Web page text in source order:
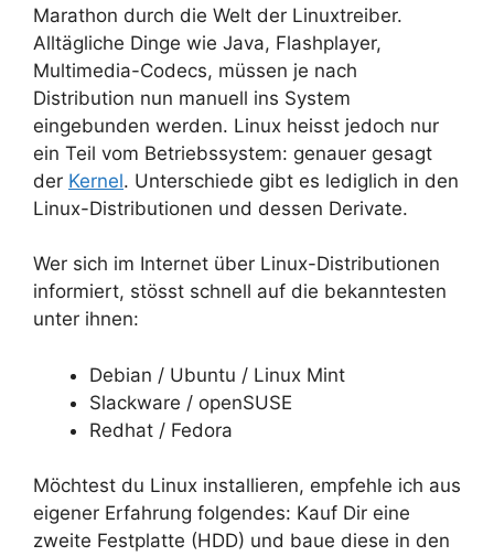
Marathon durch die Welt der Linuxtreiber.
Alltägliche Dinge wie Java, Flashplayer,
Multimedia-Codecs, müssen je nach
Distribution nun manuell ins System
eingebunden werden. Linux heisst jedoch nur
ein Teil vom Betriebssystem: genauer gesagt
der Kernel. Unterschiede gibt es lediglich in den
Linux-Distributionen und dessen Derivate.
Wer sich im Internet über Linux-Distributionen
informiert, stösst schnell auf die bekanntesten
unter ihnen:
Debian / Ubuntu / Linux Mint
Slackware / openSUSE
Redhat / Fedora
Möchtest du Linux installieren, empfehle ich aus
eigener Erfahrung folgendes: Kauf Dir eine
zweite Festplatte (HDD) und baue diese in den